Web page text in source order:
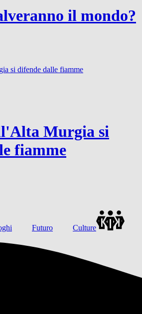
il mondo?
Murgia si
fiamme
Futuro
Culture